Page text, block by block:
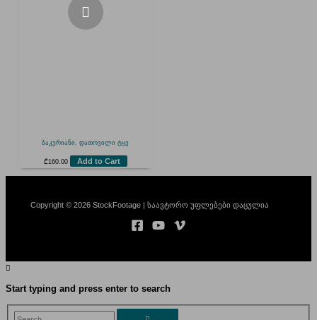
ბაკურიანი, დათოვილი ტყე
₾ 160.00 Add to Cart
Copyright © 2026 StockFootage | საავტორო უფლებები დაცულია
Start typing and press enter to search
Search...